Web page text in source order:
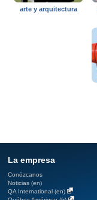
arte y arquitectura
La empresa
Conózcanos
Noticias (en)
QA International (en)